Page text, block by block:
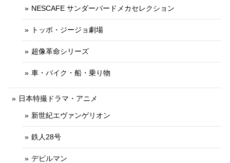
NESCAFE サンダーバードメカセレクション
トッポ・ジージョ劇場
超像革命シリーズ
車・バイク・船・乗り物
日本特撮ドラマ・アニメ
新世紀エヴァンゲリオン
鉄人28号
デビルマン